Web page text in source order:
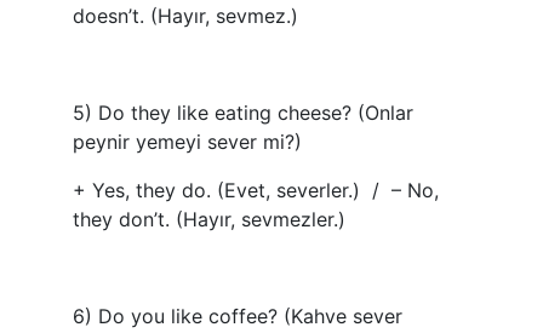
doesn’t. (Hayır, sevmez.)
5) Do they like eating cheese? (Onlar
peynir yemeyi sever mi?)
+ Yes, they do. (Evet, severler.) / – No,
they don’t. (Hayır, sevmezler.)
6) Do you like coffee? (Kahve sever